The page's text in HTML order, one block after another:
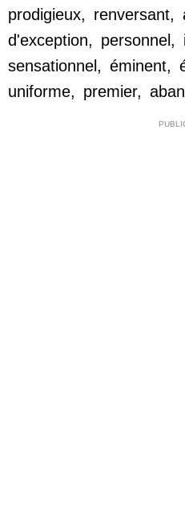
prodigieux, renversant,
d'exception, personnel,
sensationnel, éminent,
uniforme, premier,